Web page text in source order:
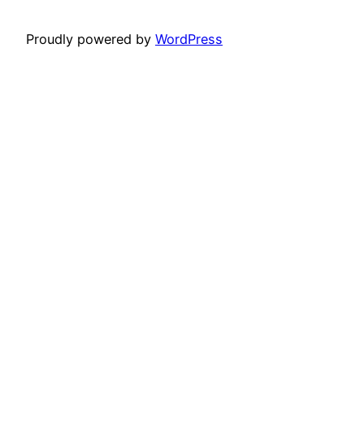
Proudly powered by WordPress